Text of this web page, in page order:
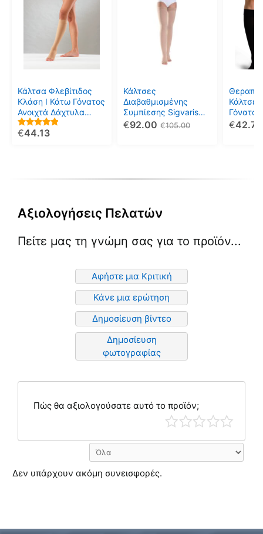
Κάλτσα Φλεβίτιδος
Κλάση Ι Κάτω Γόνατος
Ανοιχτά Δάχτυλα
Μπεζ 18-21mmHg
(T31) MOBIAK
5.0044.13
€
πολλαπλές
παραλλαγές.
μπορούν
να
επιλεγούν
στη
σελίδα
Κάλτσες
Διαβαθμισμένης
Συμπίεσης Sigvaris
Cotton Κλάση 1
105.00
€
92.00
€
παραλλαγές.
μπορούν
να
επιλεγούν
στη
42.75
€
προϊόν
έχει
να
στη
Αξιολογήσεις Πελατών
Πείτε μας τη γνώμη σας για το προϊόν...
Αφήστε μια Κριτική
Κάνε μια ερώτηση
Δημοσίευση βίντεο
Δημοσίευση
φωτογραφίας
Πώς θα αξιολογούσατε αυτό το προϊόν;
Δεν υπάρχουν ακόμη συνεισφορές.